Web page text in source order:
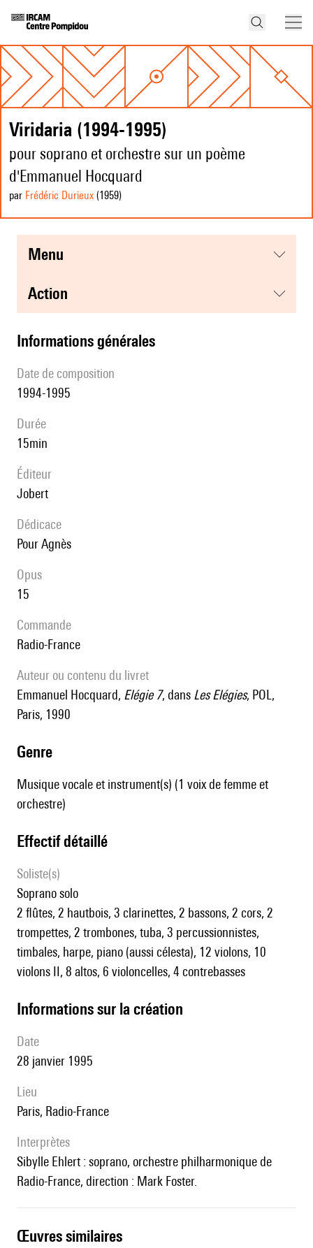
Viridaria (1994-1995)
pour soprano et orchestre sur un poème
d'Emmanuel Hocquard
par Frédéric Durieux (1959)
menu
action
informations générales
date de composition
1994-1995
durée
15min
éditeur
Jobert
Dédicace
pour Agnès
Opus
15
Commande
Radio-France
Auteur ou contenu du livret
Emmanuel Hocquard, Elégie 7, dans Les Elégies, POL,
Paris, 1990
genre
Musique vocale et instrument(s) (1 voix de femme et
orchestre)
effectif détaillé
Soliste(s)
soprano solo
2 flûtes, 2 hautbois, 3 clarinettes, 2 bassons, 2 cors, 2
trompettes, 2 trombones, tuba, 3 percussionnistes,
timbales, harpe, piano (aussi célesta), 12 violons, 10
violons II, 8 altos, 6 violoncelles, 4 contrebasses
informations sur la création
date
28 janvier 1995
lieu
Paris, Radio-France
interprètes
Sibylle Ehlert : soprano, orchestre philharmonique de
Radio-France, direction : Mark Foster.
œuvres similaires